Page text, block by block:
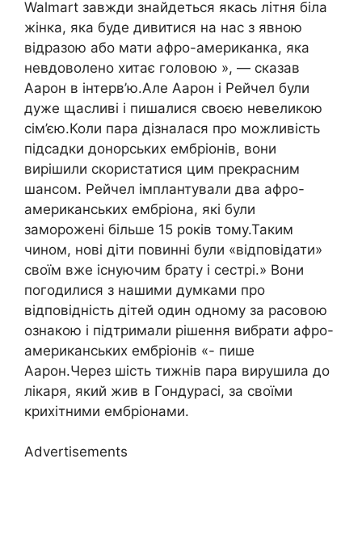
Walmart завжди знайдеться якась літня біла
жінка, яка буде дивитися на нас з явною
відразою або мати афро-американка, яка
невдоволено хитає головою », — сказав
Аарон в інтерв’ю.Але Аарон і Рейчел були
дуже щасливі і пишалися своєю невеликою
сім’єю.Коли пара дізналася про можливість
підсадки донорських ембріонів, вони
вирішили скористатися цим прекрасним
шансом. Рейчел імплантували два афро-
американських ембріона, які були
заморожені більше 15 років тому.Таким
чином, нові діти повинні були «відповідати»
своїм вже існуючим брату і сестрі.» Вони
погодилися з нашими думками про
відповідність дітей один одному за расовою
ознакою і підтримали рішення вибрати афро-
американських ембріонів «- пише
Аарон.Через шість тижнів пара вирушила до
лікаря, який жив в Гондурасі, за своїми
крихітними ембріонами.
Advertisements